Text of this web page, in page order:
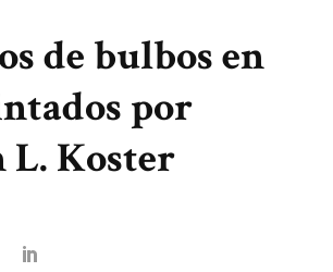
de bulbos en
por
Koster